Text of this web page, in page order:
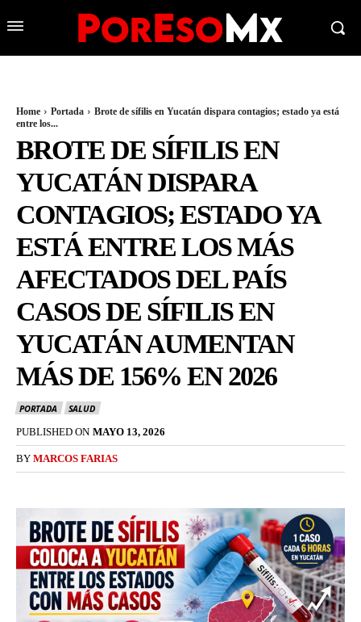
Home Portada
Brote de sífilis en Yucatán dispara contagios; estado ya está
entre los...
BROTE DE SÍFILIS EN
YUCATÁN DISPARA
CONTAGIOS; ESTADO YA
ESTÁ ENTRE LOS MÁS
AFECTADOS DEL PAÍS
CASOS DE SÍFILIS EN
YUCATÁN AUMENTAN
MÁS DE 156% EN 2026
PORTADA
SALUD
PUBLISHED ON MAYO 13, 2026
BY MARCOS FARIAS